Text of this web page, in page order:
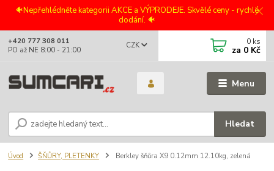
🐠Nepřehlédněte kategorii AKCE a VÝPRODEJE. Skvělé ceny - rychlé
dodání. 🐠
Menu
CZK
Hledat
+420 777 308 011
PO až NE 8:00 - 21:00
0 ks
za 0 Kč
Úvod ŠŇŮRY, PLETENKY Berkley šňůra X9 0.12mm 12.10kg, zelená